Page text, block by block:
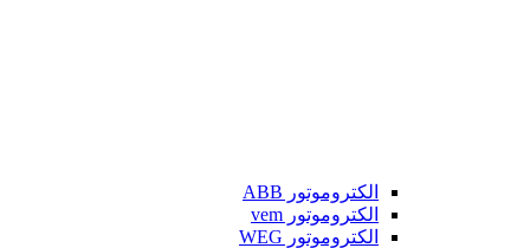
الکتروموتور ABB
الکتروموتور vem
الکتروموتور WEG